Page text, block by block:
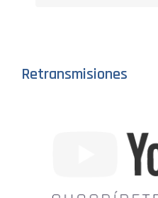
Retransmisiones